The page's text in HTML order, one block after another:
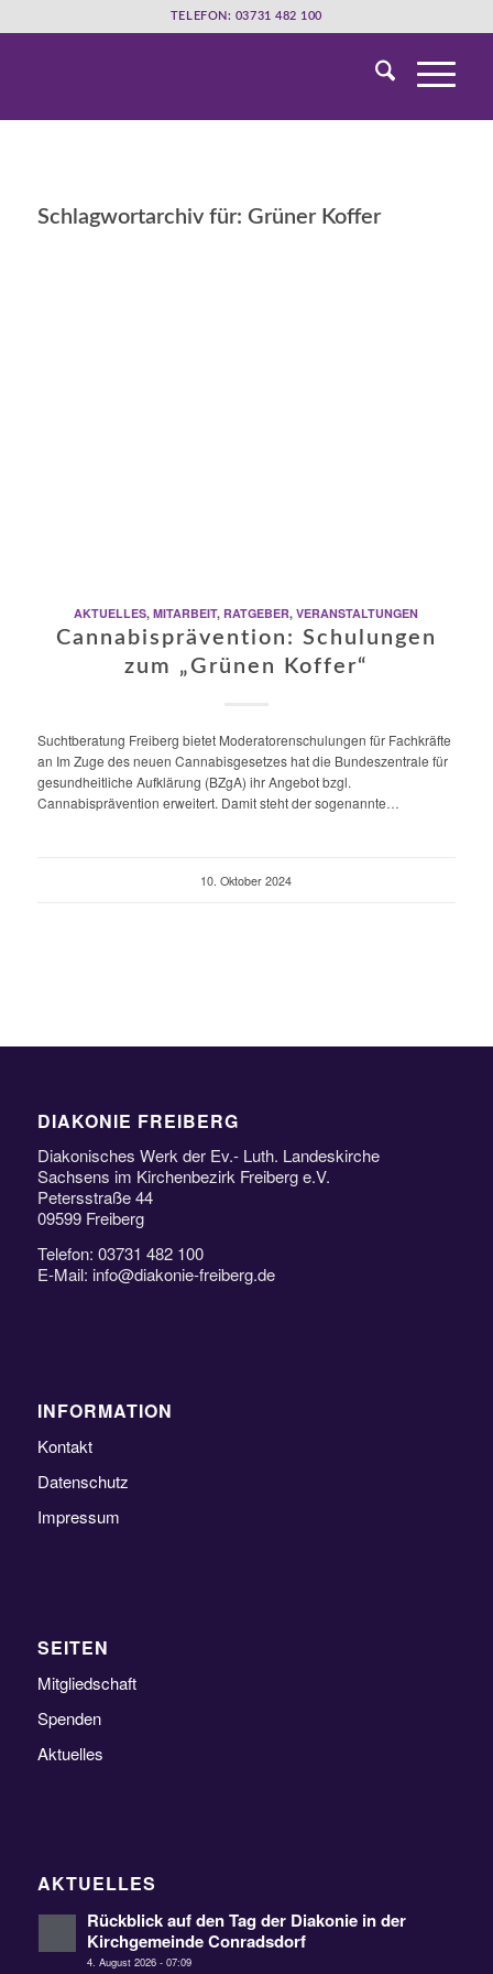
TELEFON: 03731 482 100
Schlagwortarchiv für: Grüner Koffer
AKTUELLES,MITARBEIT,RATGEBER,VERANSTALTUNGEN
Cannabisprävention: Schulungen
zum „Grünen Koffer“
Suchtberatung Freiberg bietet Moderatorenschulungen für Fachkräfte
an Im Zuge des neuen Cannabisgesetzes hat die Bundeszentrale für
gesundheitliche Aufklärung (BZgA) ihr Angebot bzgl.
Cannabisprävention erweitert. Damit steht der sogenannte…
10. Oktober 2024
DIAKONIE FREIBERG
Diakonisches Werk der Ev.- Luth. Landeskirche
Sachsens im Kirchenbezirk Freiberg e.V.
Petersstraße 44
09599 Freiberg
Telefon: 03731 482 100
E-Mail: info@diakonie-freiberg.de
INFORMATION
Kontakt
Datenschutz
Impressum
SEITEN
Mitgliedschaft
Spenden
Aktuelles
AKTUELLES
Rückblick auf den Tag der Diakonie in der
Kirchgemeinde Conradsdorf
4. August 2026 - 07:09